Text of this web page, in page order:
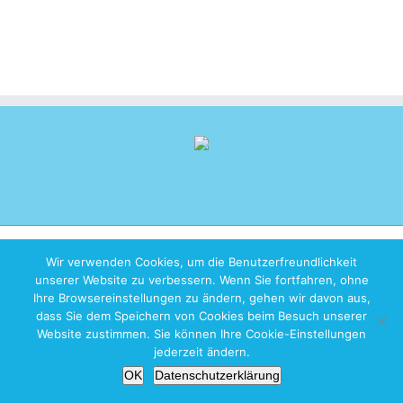
Policy
Wir verwenden Cookies, um die Benutzerfreundlichkeit
unserer Website zu verbessern. Wenn Sie fortfahren, ohne
Ihre Browsereinstellungen zu ändern, gehen wir davon aus,
dass Sie dem Speichern von Cookies beim Besuch unserer
Website zustimmen. Sie können Ihre Cookie-Einstellungen
jederzeit ändern.
OK
Datenschutzerklärung